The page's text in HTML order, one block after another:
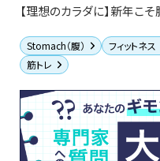
【理想のカラダに】新年こ
Stomach（腹） フィットネス
筋トレ